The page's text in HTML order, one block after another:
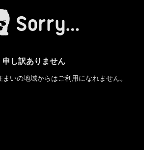
申し訳ありません
いの地域からはご利用になれません。